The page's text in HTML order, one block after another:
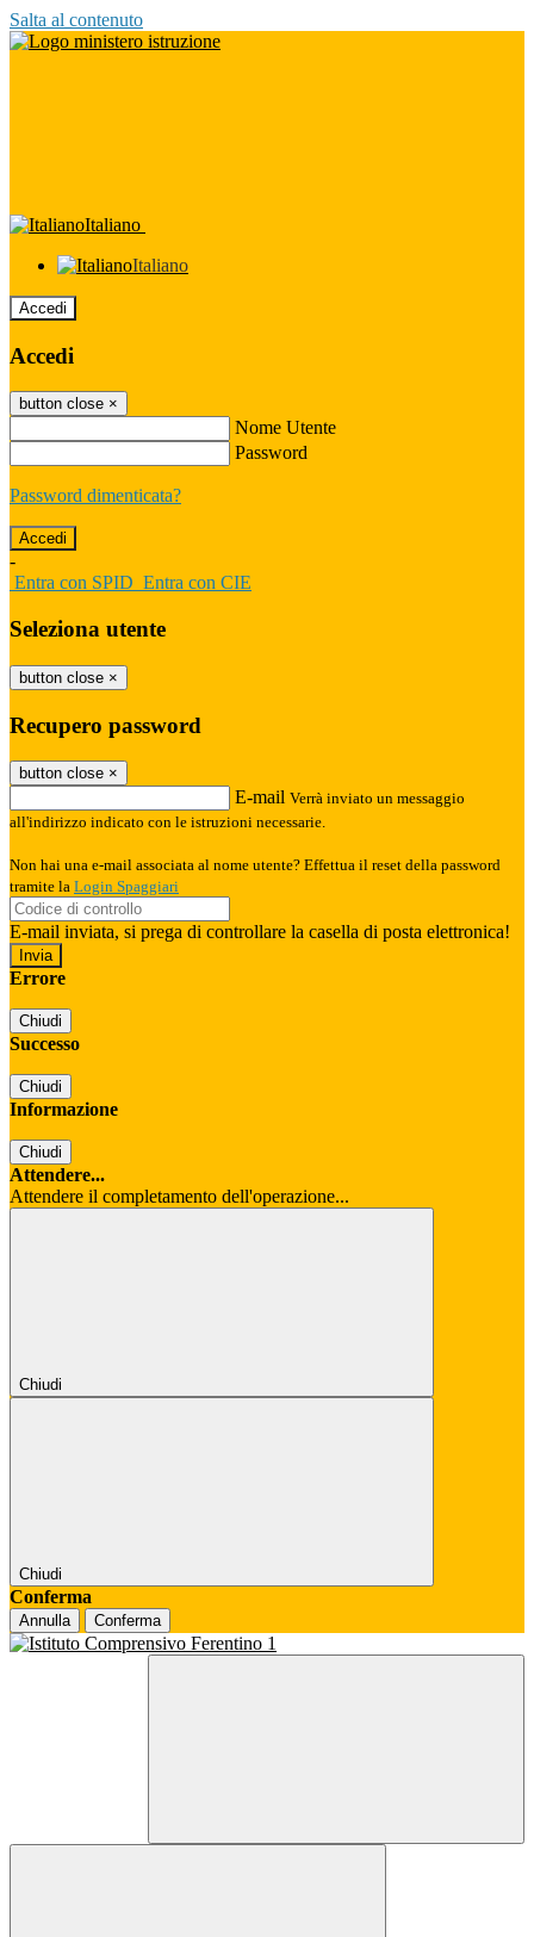
Salta al contenuto
Italiano
Italiano
Accedi
Accedi
button close ×
Nome Utente
Password
Password dimenticata?
-
Entra con SPID Entra con CIE
Seleziona utente
button close ×
Recupero password
button close ×
E-mail Verrà inviato un messaggio
all'indirizzo indicato con le istruzioni necessarie.
Non hai una e-mail associata al nome utente? Effettua il reset della password
tramite la Login Spaggiari
E-mail inviata, si prega di controllare la casella di posta elettronica!
Errore
Chiudi
Successo
Chiudi
Informazione
Chiudi
Attendere...
Attendere il completamento dell'operazione...
Chiudi
Chiudi
Conferma
Annulla Conferma